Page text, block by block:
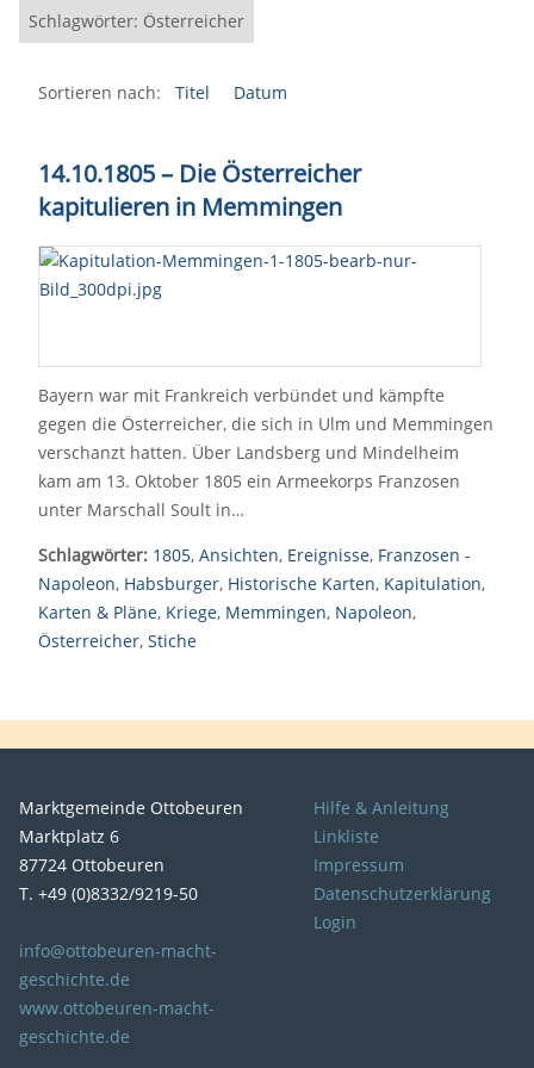
Schlagwörter: Österreicher
Sortieren nach: Titel Datum
14.10.1805 – Die Österreicher
kapitulieren in Memmingen
Bayern war mit Frankreich verbündet und kämpfte
gegen die Österreicher, die sich in Ulm und Memmingen
verschanzt hatten. Über Landsberg und Mindelheim
kam am 13. Oktober 1805 ein Armeekorps Franzosen
unter Marschall Soult in…
Schlagwörter: 1805, Ansichten, Ereignisse, Franzosen -
Napoleon, Habsburger, Historische Karten, Kapitulation,
Karten & Pläne, Kriege, Memmingen, Napoleon,
Österreicher, Stiche
Marktgemeinde Ottobeuren
Marktplatz 6
87724 Ottobeuren
T. +49 (0)8332/9219-50
info@ottobeuren-macht-
geschichte.de
www.ottobeuren-macht-
geschichte.de
Hilfe & Anleitung
Linkliste
Impressum
Datenschutzerklärung
Login